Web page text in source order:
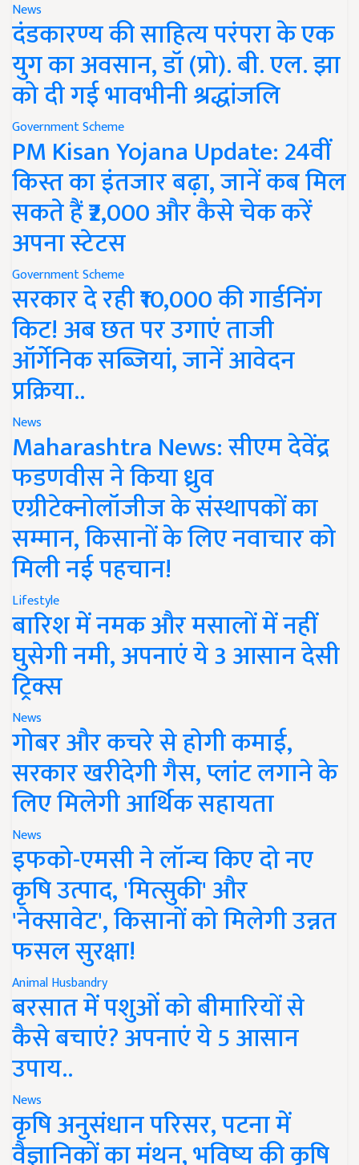
News
दंडकारण्य की साहित्य परंपरा के एक
युग का अवसान, डॉ (प्रो). बी. एल. झा
को दी गई भावभीनी श्रद्धांजलि
Government Scheme
PM Kisan Yojana Update: 24वीं
किस्त का इंतजार बढ़ा, जानें कब मिल
सकते हैं ₹2,000 और कैसे चेक करें
अपना स्टेटस
Government Scheme
सरकार दे रही ₹10,000 की गार्डनिंग
किट! अब छत पर उगाएं ताजी
ऑर्गेनिक सब्जियां, जानें आवेदन
प्रक्रिया..
News
Maharashtra News: सीएम देवेंद्र
फडणवीस ने किया ध्रुव
एग्रीटेक्नोलॉजीज के संस्थापकों का
सम्मान, किसानों के लिए नवाचार को
मिली नई पहचान!
Lifestyle
बारिश में नमक और मसालों में नहीं
घुसेगी नमी, अपनाएं ये 3 आसान देसी
ट्रिक्स
News
गोबर और कचरे से होगी कमाई,
सरकार खरीदेगी गैस, प्लांट लगाने के
लिए मिलेगी आर्थिक सहायता
News
इफको-एमसी ने लॉन्च किए दो नए
कृषि उत्पाद, 'मित्सुकी' और
'नेक्सावेट', किसानों को मिलेगी उन्नत
फसल सुरक्षा!
Animal Husbandry
बरसात में पशुओं को बीमारियों से
कैसे बचाएं? अपनाएं ये 5 आसान
उपाय..
News
कृषि अनुसंधान परिसर, पटना में
वैज्ञानिकों का मंथन, भविष्य की कृषि